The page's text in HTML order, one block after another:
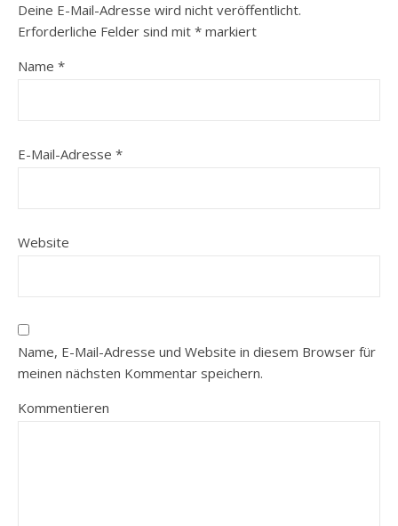
Deine E-Mail-Adresse wird nicht veröffentlicht.
Erforderliche Felder sind mit * markiert
Name *
E-Mail-Adresse *
Website
Name, E-Mail-Adresse und Website in diesem Browser für
meinen nächsten Kommentar speichern.
Kommentieren